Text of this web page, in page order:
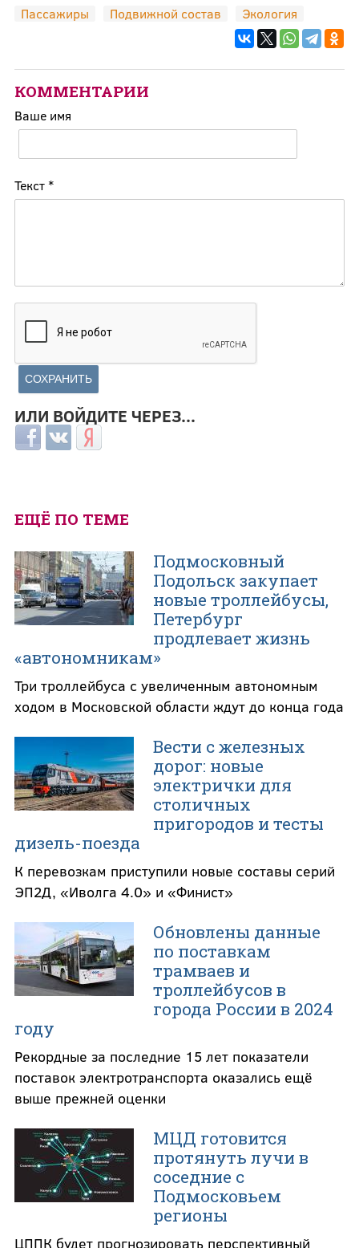
Пассажиры
Подвижной состав Экология
КОММЕНТАРИИ
Ваше имя
Текст *
ИЛИ ВОЙДИТЕ ЧЕРЕЗ...
Login with Facebook
Login with ВКонтакте
Login with Яндекс
ЕЩЁ ПО ТЕМЕ
Подмосковный
Подольск закупает
новые троллейбусы,
Петербург
продлевает жизнь
«автономникам»
Три троллейбуса с увеличенным автономным
ходом в Московской области ждут до конца года
Вести с железных
дорог: новые
электрички для
столичных
пригородов и тесты
дизель-поезда
К перевозкам приступили новые составы серий
ЭП2Д, «Иволга 4.0» и «Финист»
Обновлены данные
по поставкам
трамваев и
троллейбусов в
города России в 2024
году
Рекордные за последние 15 лет показатели
поставок электротранспорта оказались ещё
выше прежней оценки
МЦД готовится
протянуть лучи в
соседние с
Подмосковьем
регионы
ЦППК будет прогнозировать перспективный